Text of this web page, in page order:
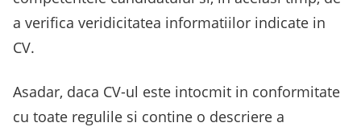
a verifica veridicitatea informatiilor indicate in
CV.
Asadar, daca CV-ul este intocmit in conformitate
cu toate regulile si contine o descriere a